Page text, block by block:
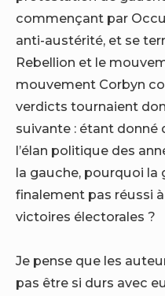
commençant par
anti-austérité, et se
Rebellion et le
mouvement Corbyn
verdicts tournaient
suivante : étant
l’élan politique des
la gauche, pourquoi la
finalement pas réussi
victoires électorales ?
Je pense que les
pas être si durs avec